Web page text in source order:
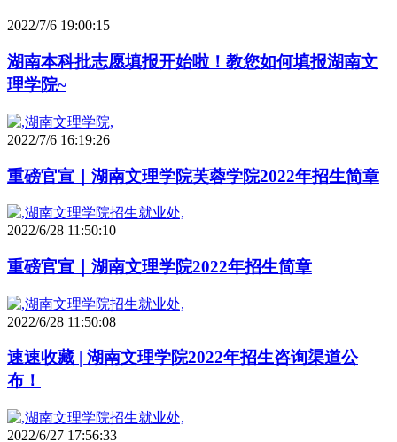
2022/7/6 19:00:15
湖南本科批志愿填报开始啦！教您如何填报湖南文
理学院~
2022/7/6 16:19:26
重磅官宣｜湖南文理学院芙蓉学院2022年招生简章
2022/6/28 11:50:10
重磅官宣｜湖南文理学院2022年招生简章
2022/6/28 11:50:08
速速收藏 | 湖南文理学院2022年招生咨询渠道公
布！
2022/6/27 17:56:33